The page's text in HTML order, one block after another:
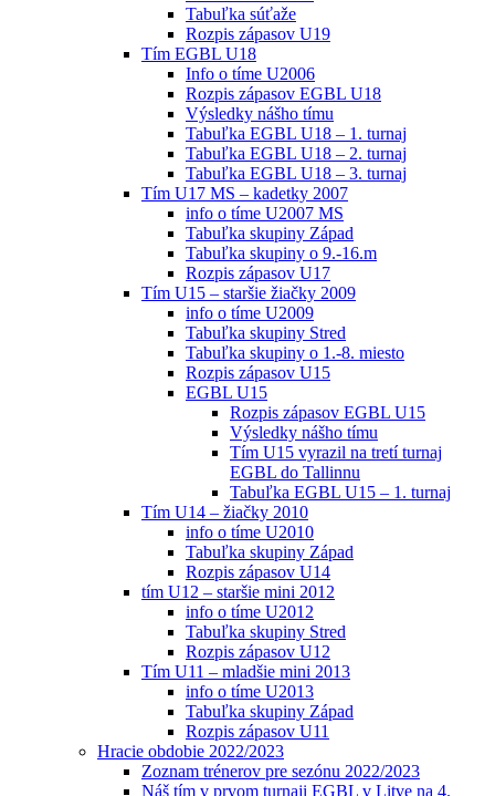
Tabuľka súťaže
Rozpis zápasov U19
Tím EGBL U18
Info o tíme U2006
Rozpis zápasov EGBL U18
Výsledky nášho tímu
Tabuľka EGBL U18 – 1. turnaj
Tabuľka EGBL U18 – 2. turnaj
Tabuľka EGBL U18 – 3. turnaj
Tím U17 MS – kadetky 2007
info o tíme U2007 MS
Tabuľka skupiny Západ
Tabuľka skupiny o 9.-16.m
Rozpis zápasov U17
Tím U15 – staršie žiačky 2009
info o tíme U2009
Tabuľka skupiny Stred
Tabuľka skupiny o 1.-8. miesto
Rozpis zápasov U15
EGBL U15
Rozpis zápasov EGBL U15
Výsledky nášho tímu
Tím U15 vyrazil na tretí turnaj
EGBL do Tallinnu
Tabuľka EGBL U15 – 1. turnaj
Tím U14 – žiačky 2010
info o tíme U2010
Tabuľka skupiny Západ
Rozpis zápasov U14
tím U12 – staršie mini 2012
info o tíme U2012
Tabuľka skupiny Stred
Rozpis zápasov U12
Tím U11 – mladšie mini 2013
info o tíme U2013
Tabuľka skupiny Západ
Rozpis zápasov U11
Hracie obdobie 2022/2023
Zoznam trénerov pre sezónu 2022/2023
Náš tím v prvom turnaji EGBL v Litve na 4.